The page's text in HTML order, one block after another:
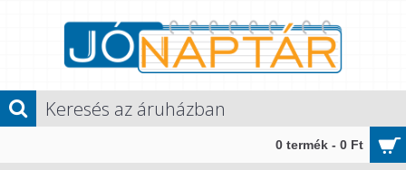
0 termék - 0 Ft